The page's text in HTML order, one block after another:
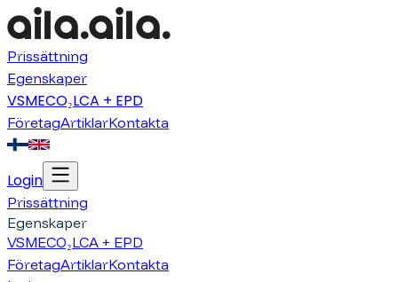
Prissättning
Egenskaper
VSMECO₂LCA + EPD
FöretagArtiklarKontakta
Login
Prissättning
Egenskaper
VSMECO₂LCA + EPD
FöretagArtiklarKontakta